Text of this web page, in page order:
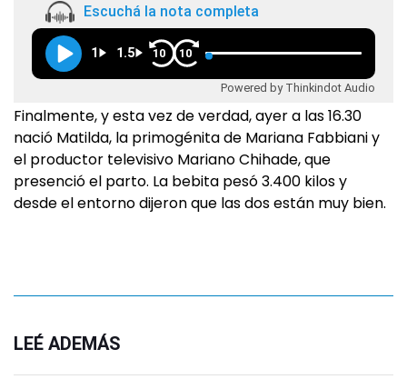
Escuchá la nota completa
1 1.5 10 10
Powered by Thinkindot Audio
Finalmente, y esta vez de verdad, ayer a las 16.30
nació Matilda, la primogénita de Mariana Fabbiani y
el productor televisivo Mariano Chihade, que
presenció el parto. La bebita pesó 3.400 kilos y
desde el entorno dijeron que las dos están muy bien.
LEÉ ADEMÁS